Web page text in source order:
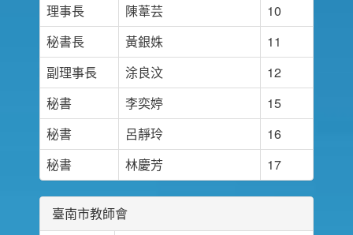
理事長
陳葦芸
10
秘書長
黃銀姝
11
副理事長
涂良汶
12
秘書
李奕婷
15
秘書
呂靜玲
16
秘書
林慶芳 17
臺南市教師會